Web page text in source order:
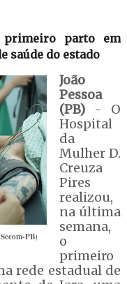
parto em
saúde do estado
PB)
João
Pessoa
(PB)- O
Hospital
da
Mulher D.
Creuza
Pires
realizou,
na última
semana,
o
primeiro
rede estadual de